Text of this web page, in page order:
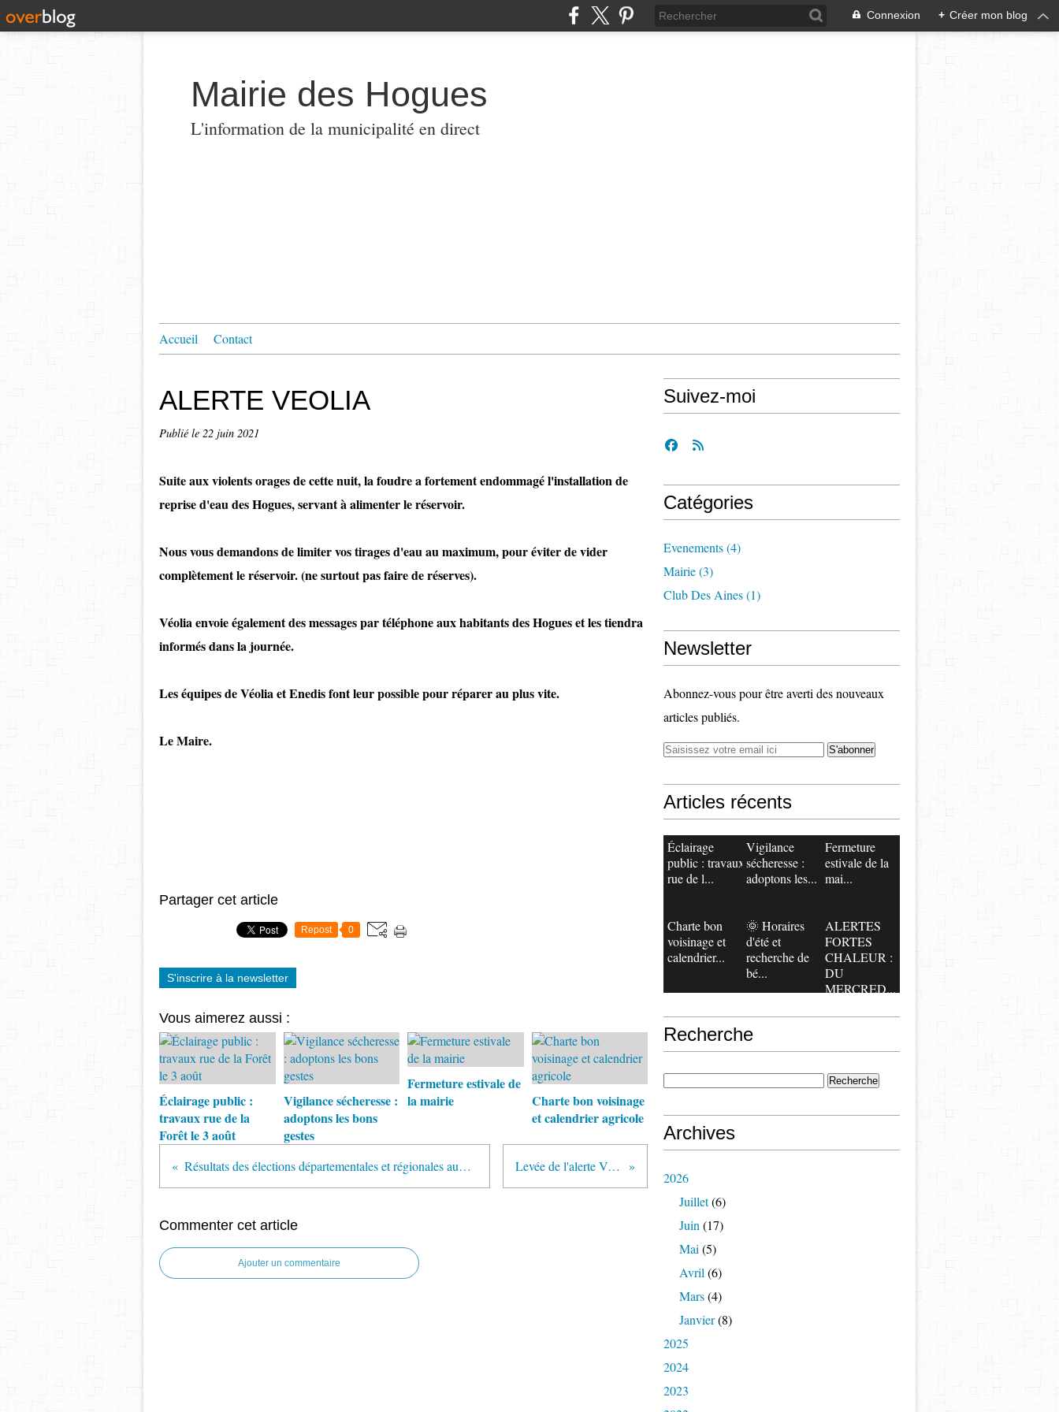
Connexion + Créer mon blog
Mairie des Hogues
L'information de la municipalité en direct
Accueil Contact
ALERTE VEOLIA
Publié le 22 juin 2021
Suite aux violents orages de cette nuit, la foudre a fortement endommagé l'installation de
reprise d'eau des Hogues, servant à alimenter le réservoir.
Nous vous demandons de limiter vos tirages d'eau au maximum, pour éviter de vider
complètement le réservoir. (ne surtout pas faire de réserves).
Véolia envoie également des messages par téléphone aux habitants des Hogues et les tiendra
informés dans la journée.
Les équipes de Véolia et Enedis font leur possible pour réparer au plus vite.
Le Maire.
Partager cet article
Repost 0
S'inscrire à la newsletter
Vous aimerez aussi :
Éclairage public :
travaux rue de la
Forêt le 3 août
Vigilance sécheresse :
adoptons les bons
gestes
​​​​​​​Fermeture estivale de
la mairie
Charte bon voisinage
et calendrier agricole
Résultats des élections départementales et régionales aux Hogues Levée de l'alerte Véolia.
Commenter cet article
Ajouter un commentaire
Suivez-moi
Catégories
Evenements(4)
Mairie(3)
Club Des Aines(1)
Newsletter
Abonnez-vous pour être averti des nouveaux
articles publiés.
Articles récents
Éclairage
public : travaux
rue de l...
Vigilance
sécheresse :
adoptons les...
​​​​​​​Fermeture
estivale de la
mai...
Charte bon
voisinage et
calendrier...
🌞 Horaires
d'été et
recherche de
bé...
ALERTES
FORTES
CHALEUR :
DU
MERCRED...
Recherche
Archives
2026
Juillet(6)
Juin (17)
Mai (5)
Avril (6)
Mars(4)
Janvier(8)
2025
2024
2023